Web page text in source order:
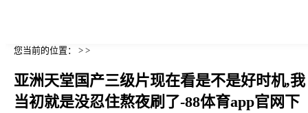
您当前的位置： > >
亚洲天堂国产三级片现在看是不是好时机,我
当初就是没忍住熬夜刷了-88体育app官网下